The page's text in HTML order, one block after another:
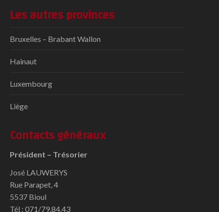
Les autres provinces
Bruxelles – Brabant Wallon
Hainaut
Luxembourg
Liège
Contacts généraux
Président – Trésorier
José LAUWERYS
Rue Parapet, 4
5537 Bioul
Tél : 071/79.84.43